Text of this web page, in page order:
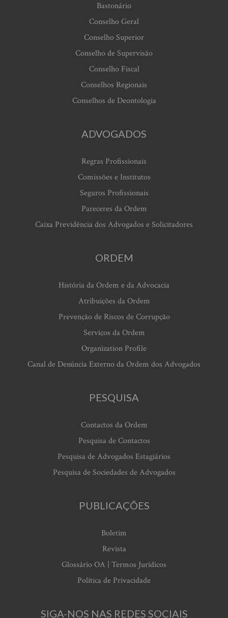
Bastonário
Conselho Geral
Conselho Superior
Conselho de Supervisão
Conselho Fiscal
Conselhos Regionais
Conselhos de Deontologia
ADVOGADOS
Regras Profissionais
Comissões e Institutos
Seguros Profissionais
Pareceres da Ordem
Caixa Previdência dos Advogados e Solicitadores
ORDEM
História da Ordem e da Advocacia
Atribuições da Ordem
Prevenção de Riscos de Corrupção
Serviços da Ordem
Organization Profile
Canal de Denúncia Externo da Ordem dos Advogados
PESQUISA
Contactos da Ordem
Pesquisa de Contactos
Pesquisa de Advogados Estagiários
Pesquisa de Sociedades de Advogados
PUBLICAÇÕES
Boletim
Revista
Glossário OA | Termos Jurídicos
Política de Privacidade
SIGA-NOS NAS REDES SOCIAIS